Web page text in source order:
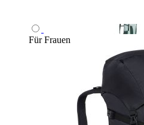
Für Frauen